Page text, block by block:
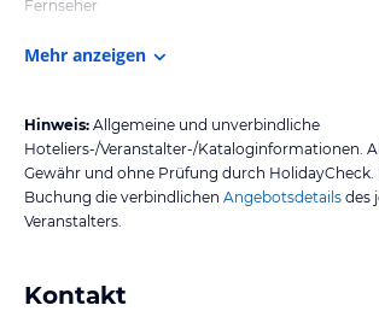
Fernseher
Mehr anzeigen
Hinweis: Allgemeine und unverbindliche
Hoteliers-/Veranstalter-/Kataloginformationen.
Gewähr und ohne Prüfung durch HolidayCheck.
Buchung die verbindlichen Angebotsdetails des
Veranstalters.
Kontakt